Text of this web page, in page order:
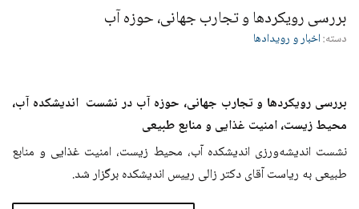
بررسی رویکردها و تجارب جهانی، حوزه آب
دسته:اخبار و رویدادها
بررسی رویکردها و تجارب جهانی، حوزه آب در نشست اندیشکده آب،
محیط زیست، امنیت غذایی و منابع طبیعی
نشست اندیشه‌ورزی اندیشکده آب، محیط زیست، امنیت غذایی و منابع
طبیعی به ریاست آقای دکتر زالی رییس اندیشکده برگزار شد.